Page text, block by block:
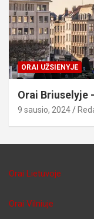
ORAI UŽSIENYJE
Orai Briuselyje
9 sausio, 2024
Orai Lietuvoje
Orai Vilniuje